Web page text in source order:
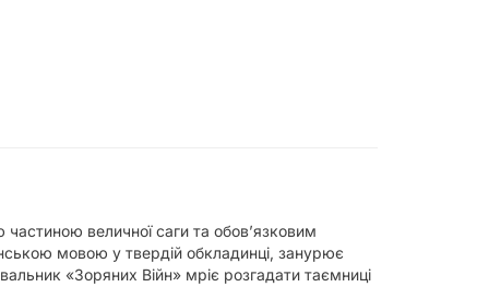
величної саги та обов’язковим
мовою у твердій обкладинці, занурює
«Зоряних Війн» мріє розгадати таємниці